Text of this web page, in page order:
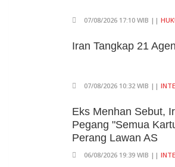
07/08/2026 17:10 WIB ||
Iran Tangkap 21
07/08/2026 10:32 WIB ||
Eks Menhan Sebut,
Pegang "Semua
Perang Lawan AS
06/08/2026 19:39 WIB ||